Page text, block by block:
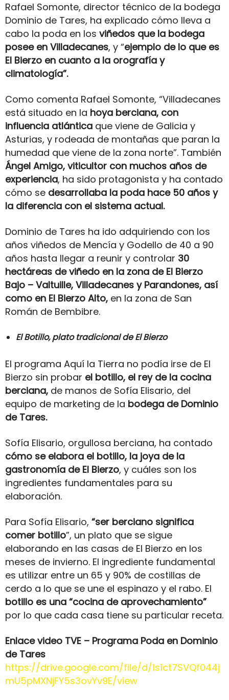
Rafael Somonte, director técnico de la bodega
Dominio de Tares, ha explicado cómo lleva a
cabo la poda en los viñedos que la bodega
posee en Villadecanes, y “ejemplo de lo que es
El Bierzo en cuanto a la orografía y
climatología”.
Como comenta Rafael Somonte, “Villadecanes
está situado en la hoya berciana, con
influencia atlántica que viene de Galicia y
Asturias, y rodeada de montañas que paran la
humedad que viene de la zona norte”. También
Ángel Amigo, viticultor con muchos años de
experiencia, ha sido protagonista y ha contado
cómo se desarrollaba la poda hace 50 años y
la diferencia con el sistema actual.
Dominio de Tares ha ido adquiriendo con los
años viñedos de Mencía y Godello de 40 a 90
años hasta llegar a reunir y controlar 30
hectáreas de viñedo en la zona de El Bierzo
Bajo – Valtuille, Villadecanes y Parandones, así
como en El Bierzo Alto, en la zona de San
Román de Bembibre.
El Botillo, plato tradicional de El Bierzo
El programa Aquí la Tierra no podía irse de El
Bierzo sin probar el botillo, el rey de la cocina
berciana, de manos de Sofía Elisario, del
equipo de marketing de la bodega de Dominio
de Tares.
Sofía Elisario, orgullosa berciana, ha contado
cómo se elabora el botillo, la joya de la
gastronomía de El Bierzo, y cuáles son los
ingredientes fundamentales para su
elaboración.
Para Sofía Elisario, “ser berciano significa
comer botillo”, un plato que se sigue
elaborando en las casas de El Bierzo en los
meses de invierno. El ingrediente fundamental
es utilizar entre un 65 y 90% de costillas de
cerdo a lo que se une el espinazo y el rabo. El
botillo es una “cocina de aprovechamiento”
por lo que cada casa tiene su particular receta.
Enlace video TVE – Programa Poda en Dominio
de Tares
https://drive.google.com/file/d/1s1ct7SVQf044j
mU5pMXNjFY5s3ovYv9E/view